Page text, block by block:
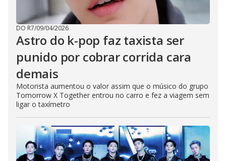
DO R7/09/04/2026
Astro do k-pop faz taxista ser
punido por cobrar corrida cara
demais
Motorista aumentou o valor assim que o músico do grupo
Tomorrow X Together entrou no carro e fez a viagem sem
ligar o taxímetro